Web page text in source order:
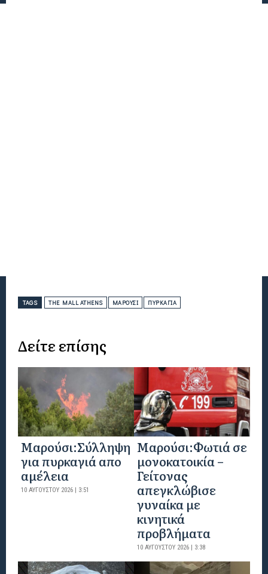
TAGS THE MALL ATHENS ΜΑΡΟΎΣΙ ΠΥΡΚΑΓΙΆ
Δείτε επίσης
Μαρούσι:Σύλληψη
για πυρκαγιά απο
αμέλεια
10 ΑΥΓΟΎΣΤΟΥ 2026 | 3:51
Μαρούσι:Φωτιά σε
μονοκατοικία –
Γείτονας
απεγκλώβισε
γυναίκα με
κινητικά
προβλήματα
10 ΑΥΓΟΎΣΤΟΥ 2026 | 3:38